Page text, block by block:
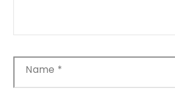
Name *